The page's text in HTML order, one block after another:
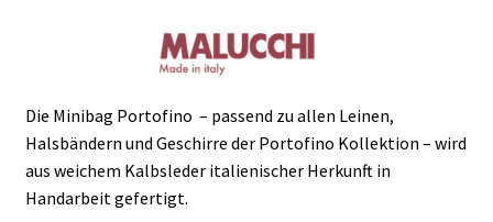
Die Minibag Portofino – passend zu allen Leinen,
Halsbändern und Geschirre der Portofino Kollektion – wird
aus weichem Kalbsleder italienischer Herkunft in
Handarbeit gefertigt.